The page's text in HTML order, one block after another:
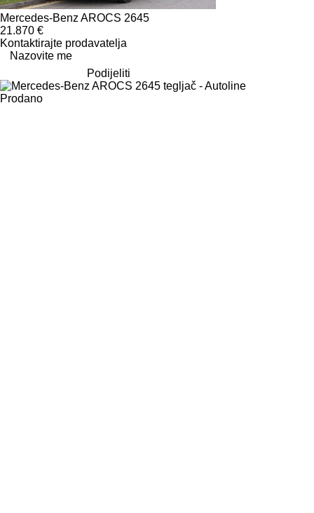
Mercedes-Benz AROCS 2645
21.870 €
Kontaktirajte prodavatelja
Nazovite me
Podijeliti
Prodano